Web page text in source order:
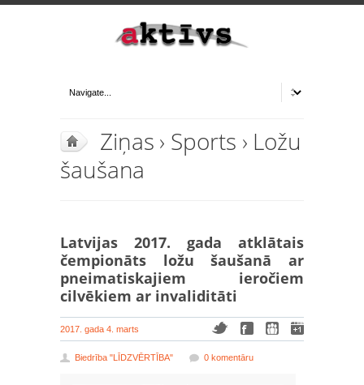
Ziņas › Sports › Ložu
šaušana
Latvijas 2017. gada atklātais
čempionāts ložu šaušanā ar
pneimatiskajiem ieročiem
cilvēkiem ar invaliditāti
2017. gada 4. marts
Biedrība "LĪDZVĒRTĪBA" 0 komentāru